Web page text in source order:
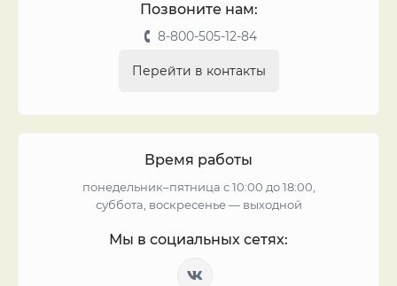
Позвоните нам:
8-800-505-12-84
Перейти в контакты
Время работы
понедельник–пятница с 10:00 до 18:00,
суббота, воскресенье — выходной
Мы в социальных сетях: